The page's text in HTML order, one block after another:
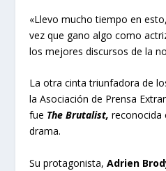
«Llevo mucho tiempo en
vez que gano algo como
los mejores discursos de la
La otra cinta triunfadora de
la Asociación de Prensa
fue The Brutalist,reconocida
drama.
Su protagonista,Adrien